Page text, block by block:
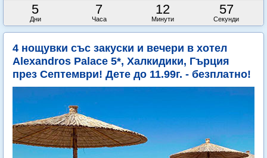
5
Дни
7
Часа
12
Минути
56
Секунди
4 нощувки със закуски и вечери в хотел
Alexandros Palace 5*, Халкидики, Гърция
през Септември! Дете до 11.99г. - безплатно!